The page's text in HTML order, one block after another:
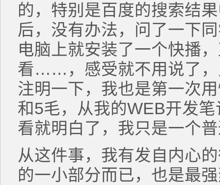
的，特别是百度的搜索结
后，没有办法，问了一下
电脑上就安装了一个快播
看……，感受就不用说了，
注明一下，我也是第一次
和5毛，从我的WEB开发笔
看就明白了，我只是一个
从这件事，我有发自内心
的一小部分而已，也是最